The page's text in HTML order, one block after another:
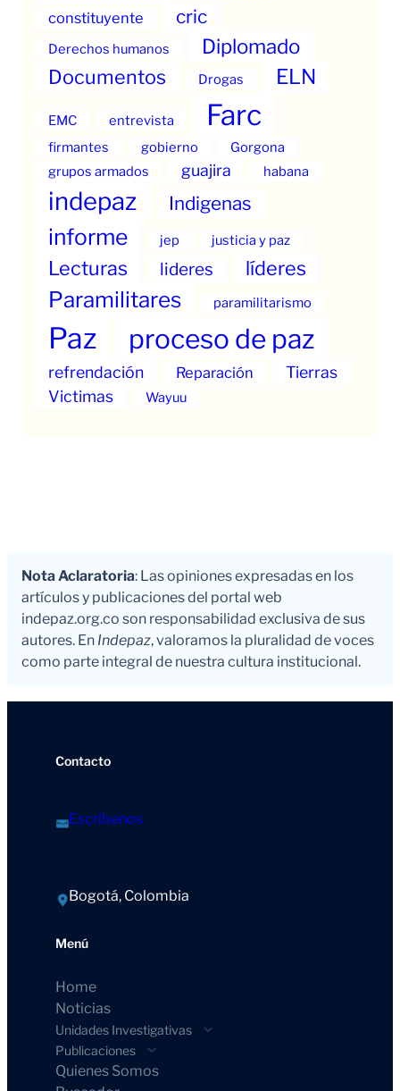
constituyente cric
Derechos humanos Diplomado
Documentos Drogas ELN
EMC entrevista Farc
firmantes gobierno
Gorgona
grupos armados
guajira habana
indepaz Indigenas
informe jep justicia y paz
Lecturas lideres líderes
Paramilitares paramilitarismo
Paz proceso de paz
refrendación Reparación
Tierras
Victimas
Wayuu
Nota Aclaratoria: Las opiniones expresadas en los
artículos y publicaciones del portal web
indepaz.org.co son responsabilidad exclusiva de sus
autores. En Indepaz, valoramos la pluralidad de voces
como parte integral de nuestra cultura institucional.
Contacto
Escríbenos
Bogotá, Colombia
Menú
Home
Noticias
Unidades Investigativas
Publicaciones
Quienes Somos